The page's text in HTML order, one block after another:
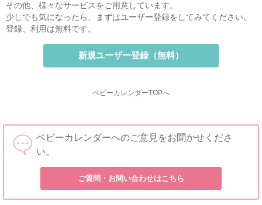
その他、様々なサービスをご用意しています。
少しでも気になったら、まずはユーザー登録をしてみてください。
登録、利用は無料です。
新規ユーザー登録（無料）
ベビーカレンダーTOPへ
ベビーカレンダーへのご意見をお聞かせくださ
い。
ご質問・お問い合わせはこちら